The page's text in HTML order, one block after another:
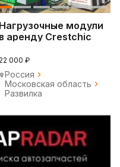
Нагрузочные модули
в аренду Crestchic
22 000 ₽
Россия
Московская область
Развилка